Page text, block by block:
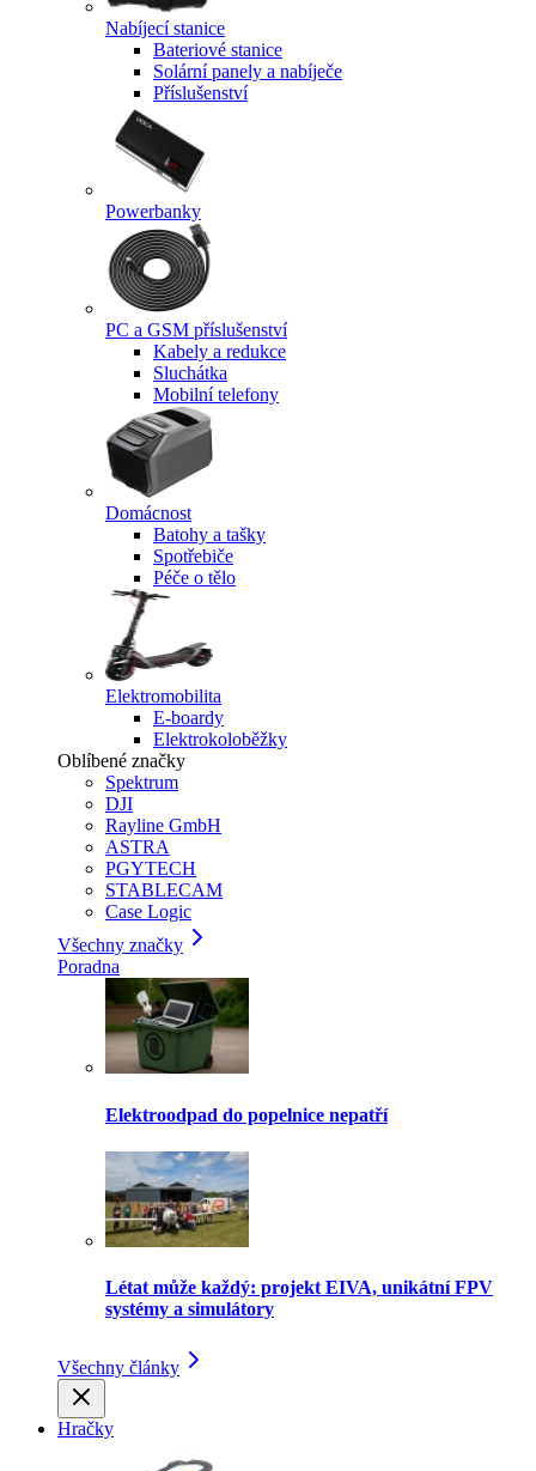
Nabíjecí stanice
Bateriové stanice
Solární panely a nabíječe
Příslušenství
Powerbanky
PC a GSM příslušenství
Kabely a redukce
Sluchátka
Mobilní telefony
Domácnost
Batohy a tašky
Spotřebiče
Péče o tělo
Elektromobilita
E-boardy
Elektrokoloběžky
Oblíbené značky
Spektrum
DJI
Rayline GmbH
ASTRA
PGYTECH
STABLECAM
Case Logic
Všechny značky
Poradna
Elektroodpad do popelnice nepatří
Létat může každý: projekt EIVA, unikátní FPV
systémy a simulátory
Všechny články
Hračky